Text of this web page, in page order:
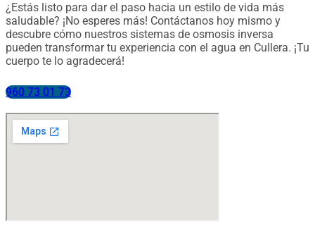
¿Estás listo para dar el paso hacia un estilo de vida más
saludable? ¡No esperes más! Contáctanos hoy mismo y
descubre cómo nuestros sistemas de osmosis inversa
pueden transformar tu experiencia con el agua en Cullera. ¡Tu
cuerpo te lo agradecerá!
960 73 01 73